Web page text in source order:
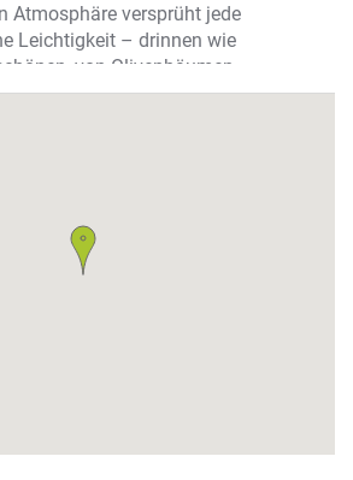
Atmosphäre versprüht jede
Leichtigkeit – drinnen wie
von Olivenbäumen
entlang der
Oft ist das Einfachste
die Qualität der
stimmen.
30 verschiedenen Pasta-